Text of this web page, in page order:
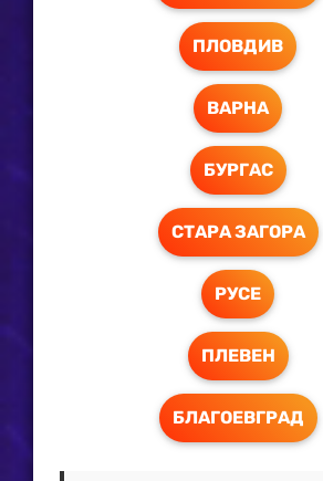
ПЛОВДИВ
ВАРНА
БУРГАС
СТАРА ЗАГОРА
РУСЕ
ПЛЕВЕН
БЛАГОЕВГРАД